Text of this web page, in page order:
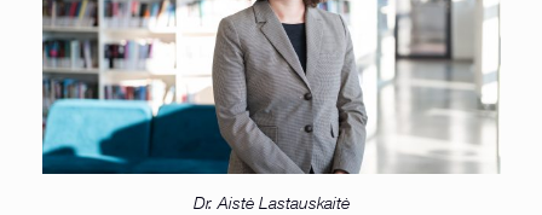
Dr. Aistė Lastauskaitė